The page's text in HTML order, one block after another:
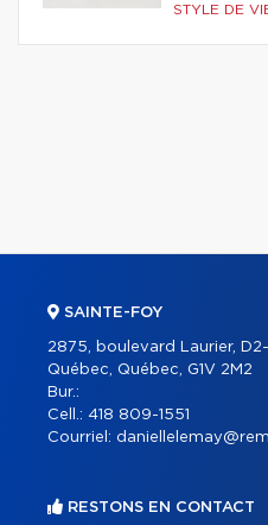
STYLE DE
SAINTE-FOY
2875, boulevard Laurier,
Québec, Québec, G1V 2M2
Bur.:
Cell.: 418 809-1551
Courriel:
RESTONS EN CONTACT